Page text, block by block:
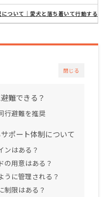
について｜愛犬と落ち着いて行動するた
閉じる
難できる？
行避難を推奨
ポート体制について
ンはある？
の用意はある？
うに管理される？
制限はある？